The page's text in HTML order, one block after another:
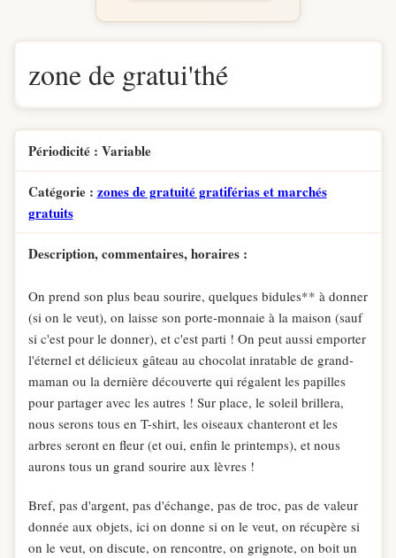
zone de gratui'thé
Périodicité : Variable
Catégorie : zones de gratuité gratiférias et marchés
gratuits
Description, commentaires, horaires :
On prend son plus beau sourire, quelques bidules** à donner
(si on le veut), on laisse son porte-monnaie à la maison (sauf
si c'est pour le donner), et c'est parti ! On peut aussi emporter
l'éternel et délicieux gâteau au chocolat inratable de grand-
maman ou la dernière découverte qui régalent les papilles
pour partager avec les autres ! Sur place, le soleil brillera,
nous serons tous en T-shirt, les oiseaux chanteront et les
arbres seront en fleur (et oui, enfin le printemps), et nous
aurons tous un grand sourire aux lèvres !
Bref, pas d'argent, pas d'échange, pas de troc, pas de valeur
donnée aux objets, ici on donne si on le veut, on récupère si
on le veut, on discute, on rencontre, on grignote, on boit un